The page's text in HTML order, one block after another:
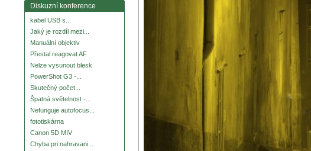
Diskuzní konference
kabel USB s...
Jaký je rozdíl mezi...
Manuální objektiv
Přestal reagovat AF
Nelze vysunout blesk
PowerShot G3 -...
Skutečný počet...
Špatná světelnost -...
Nefunguje autofocus...
fototiskárna
Canon 5D MIV
Chyba pri nahravani...